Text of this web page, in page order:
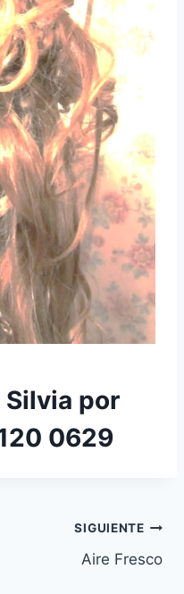
por
0629
SIGUIENTE
Aire Fresco